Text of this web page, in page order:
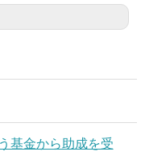
基金から助成を受